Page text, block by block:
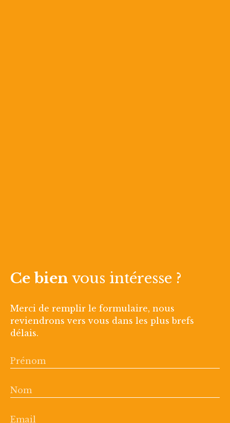
Ce bien vous intéresse ?
Merci de remplir le formulaire, nous
reviendrons vers vous dans les plus brefs
délais.
Prénom
Nom
Email